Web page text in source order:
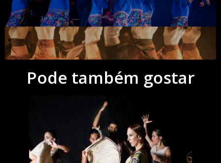
Pode também gostar